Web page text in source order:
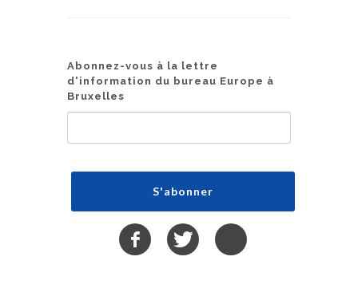
Abonnez-vous à la lettre
d'information du bureau Europe à
Bruxelles